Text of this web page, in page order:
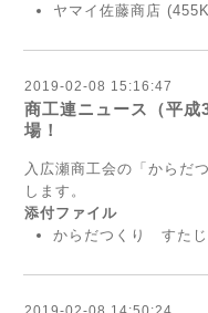
ヤマイ佐藤商店
2019-02-08 15:16:47
商工連ニュース（平
場！
入広瀬商工会の「から
します。
添付ファイル
からだつくり すた